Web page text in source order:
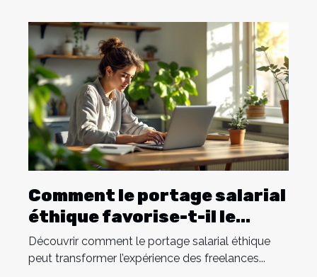
Comment le portage salarial
éthique favorise-t-il le
succès des freelances ?
Découvrir comment le portage salarial éthique
peut transformer l’expérience des freelances...